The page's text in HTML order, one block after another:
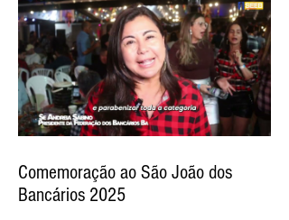
Comemoração ao São João dos
Bancários 2025